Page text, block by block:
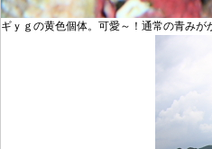
ギｙｇの黄色個体。可愛～！通常の青み